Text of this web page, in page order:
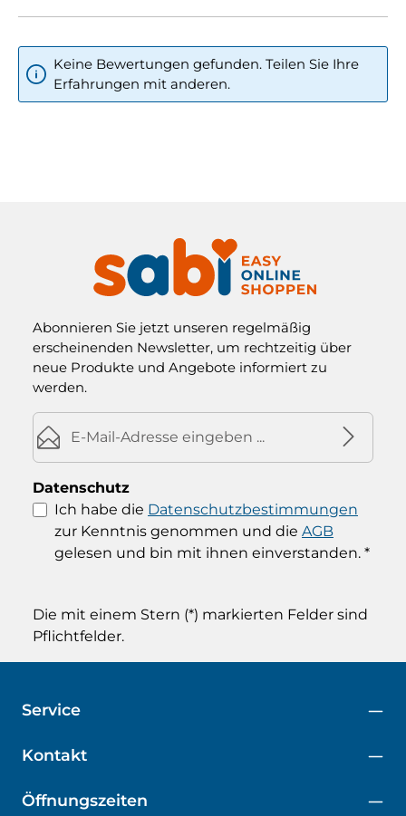
Keine Bewertungen gefunden. Teilen Sie Ihre
Erfahrungen mit anderen.
Abonnieren Sie jetzt unseren regelmäßig
erscheinenden Newsletter, um rechtzeitig über
neue Produkte und Angebote informiert zu
werden.
E-Mail-Adresse*
Datenschutz
Ich habe die Datenschutzbestimmungen
zur Kenntnis genommen und die AGB
gelesen und bin mit ihnen einverstanden. *
Die mit einem Stern (*) markierten Felder sind
Pflichtfelder.
Kontakt
Öffnungszeiten
Service